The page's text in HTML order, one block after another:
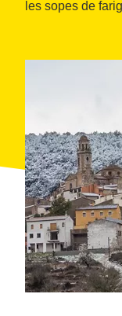
les sopes de